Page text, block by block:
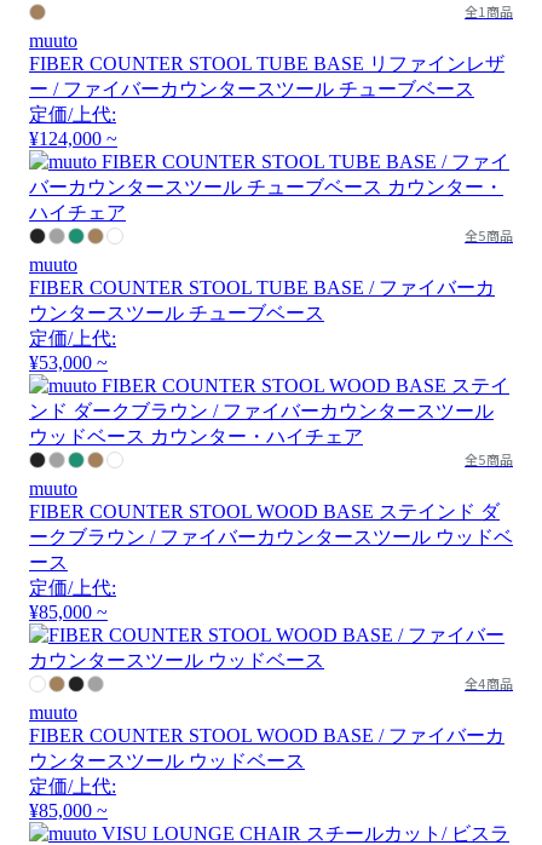
全1商品
muuto
FIBER COUNTER STOOL TUBE BASE リファインレザ
ー / ファイバーカウンタースツール チューブベース
定価/上代:
¥124,000 ~
全5商品
muuto
FIBER COUNTER STOOL TUBE BASE / ファイバーカ
ウンタースツール チューブベース
定価/上代:
¥53,000 ~
全5商品
muuto
FIBER COUNTER STOOL WOOD BASE ステインド ダ
ークブラウン / ファイバーカウンタースツール ウッドベ
ース
定価/上代:
¥85,000 ~
全4商品
muuto
FIBER COUNTER STOOL WOOD BASE / ファイバーカ
ウンタースツール ウッドベース
定価/上代:
¥85,000 ~